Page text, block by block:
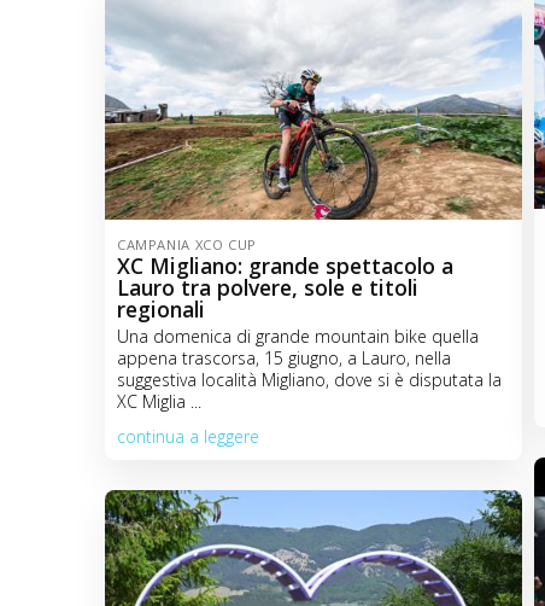
CAMPANIA XCO CUP
XC Migliano: grande spettacolo a
Lauro tra polvere, sole e titoli
regionali
Una domenica di grande mountain bike quella
appena trascorsa, 15 giugno, a Lauro, nella
suggestiva località Migliano, dove si è disputata la
XC Miglia ...
continua a leggere